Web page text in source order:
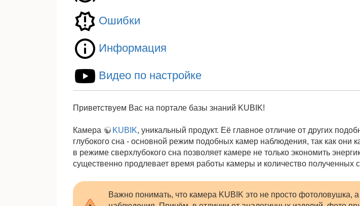
Ошибки
Информация
Видео по настройке
Приветствуем Вас на портале базы знаний KUBIK!
Камера KUBIK, уникальный продукт. Её главное отличие от других
глубокого сна - основной режим подобных камер наблюдения, так как
в режиме сверхлубокого сна позволяет камере не только экономить
существенно продлевает время работы камеры и количество полученных
Важно понимать, что камера KUBIK это не просто фотоловушка,